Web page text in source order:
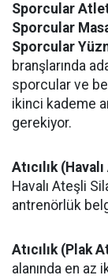
Sporcular
Sporcular
Sporcular
branşlarında
sporcular ve
ikinci kademe
gerekiyor.
Atıcılık
Havalı Ateşli
antrenörlük
Atıcılık (Plak
alanında en